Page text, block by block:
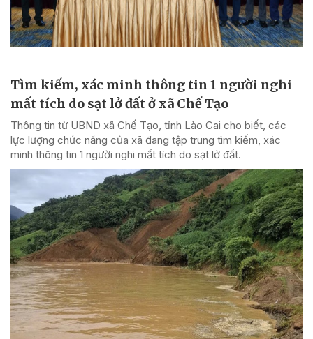
Tìm kiếm, xác minh thông tin 1 người nghi
mất tích do sạt lở đất ở xã Chế Tạo
Thông tin từ UBND xã Chế Tạo, tỉnh Lào Cai cho biết, các
lực lượng chức năng của xã đang tập trung tìm kiếm, xác
minh thông tin 1 người nghi mất tích do sạt lở đất.